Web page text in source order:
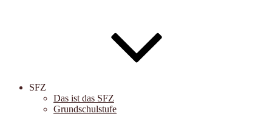
SFZ
Das ist das SFZ
Grundschulstufe